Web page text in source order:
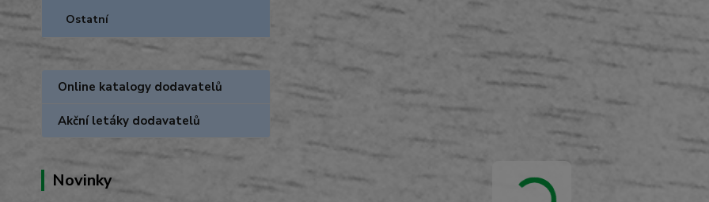
Ostatní
Online katalogy dodavatelů
Akční letáky dodavatelů
Novinky